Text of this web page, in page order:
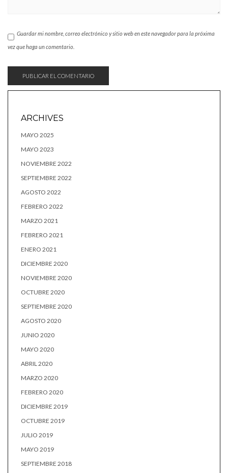
Guardar mi nombre, correo electrónico y sitio web en este navegador para la próxima
vez que haga un comentario.
ARCHIVES
MAYO 2025
MAYO 2023
NOVIEMBRE 2022
SEPTIEMBRE 2022
AGOSTO 2022
FEBRERO 2022
MARZO 2021
FEBRERO 2021
ENERO 2021
DICIEMBRE 2020
NOVIEMBRE 2020
OCTUBRE 2020
SEPTIEMBRE 2020
AGOSTO 2020
JUNIO 2020
MAYO 2020
ABRIL 2020
MARZO 2020
FEBRERO 2020
DICIEMBRE 2019
OCTUBRE 2019
JULIO 2019
MAYO 2019
SEPTIEMBRE 2018